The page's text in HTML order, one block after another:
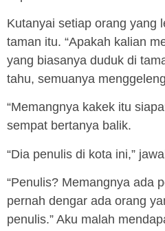
Kutanyai setiap orang yang
taman itu. “Apakah kalian
yang biasanya duduk di
tahu, semuanya
“Memangnya kakek itu
sempat bertanya balik.
“Dia penulis di kota ini,”
“Penulis? Memangnya ada
pernah dengar ada orang
penulis.” Aku malah